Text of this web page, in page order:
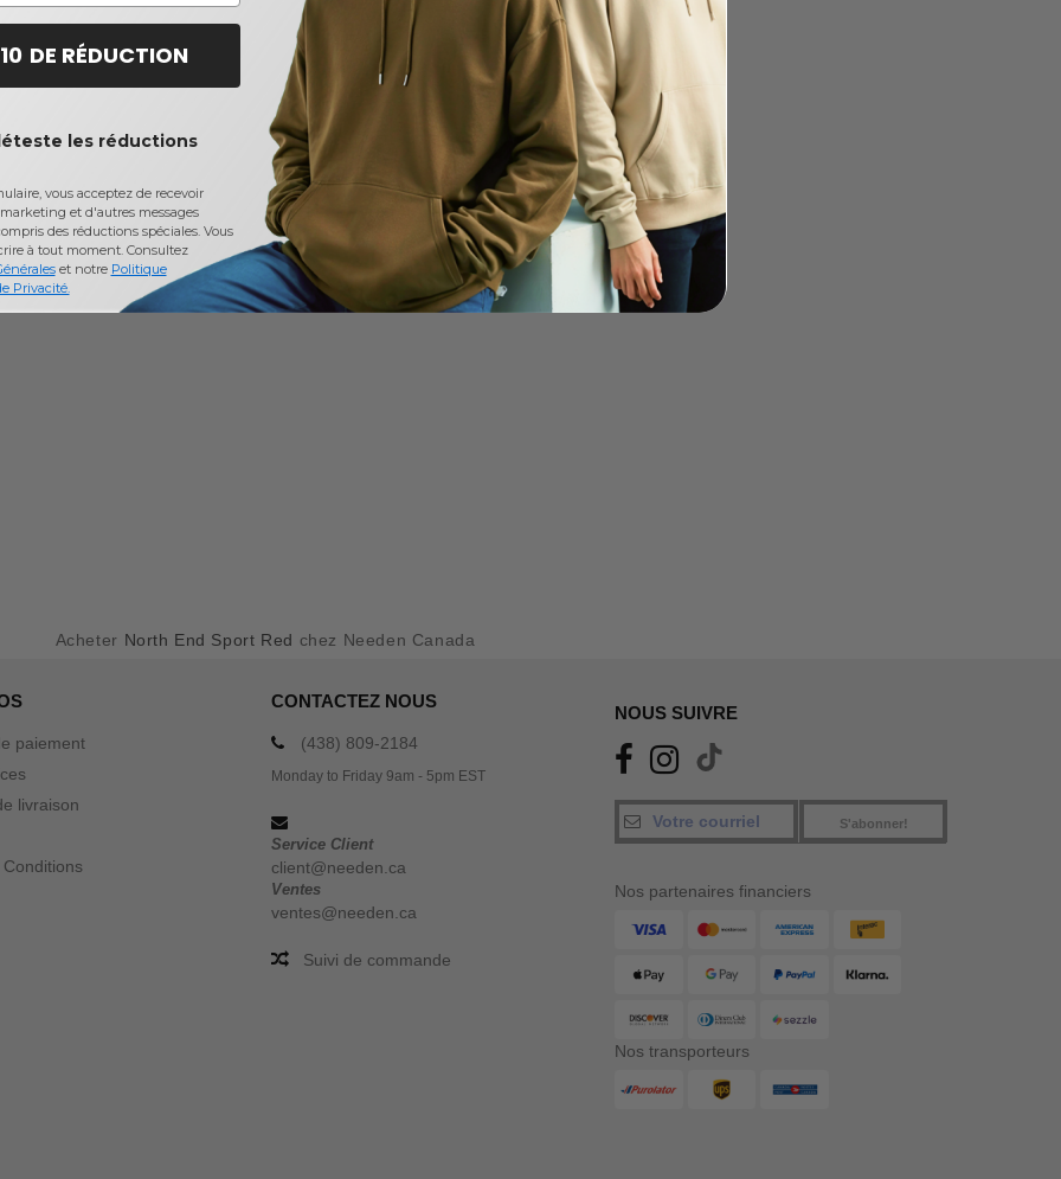
Acheter North End Sport Red chez Needen Canada
paiement
livraison
CONTACTEZ NOUS
(438) 809-2184
Monday to Friday 9am - 5pm EST
Service Client
client@needen.ca
Ventes
ventes@needen.ca
Suivi de commande
NOUS SUIVRE
S'abonner!
Nos partenaires financiers
Nos transporteurs
DE RÉDUCTION
les réductions
vous acceptez de recevoir
et d'autres messages
des réductions spéciales. Vous
à tout moment. Consultez
et notre Politique
Privacité.